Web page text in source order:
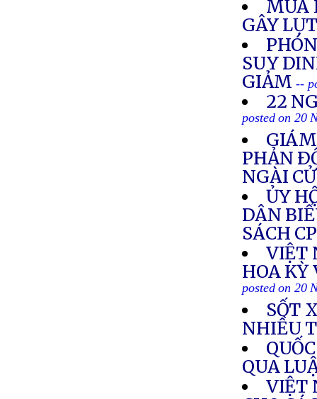
MƯA
GÂY
SUY
GIẢM --
22
posted on 20
PHẢN
NGÀI
ỦY
DÂN
SÁCH
VIỆT
HOA KỲ
posted on 20
SỐT
NHIỀU
QUA
VIỆT